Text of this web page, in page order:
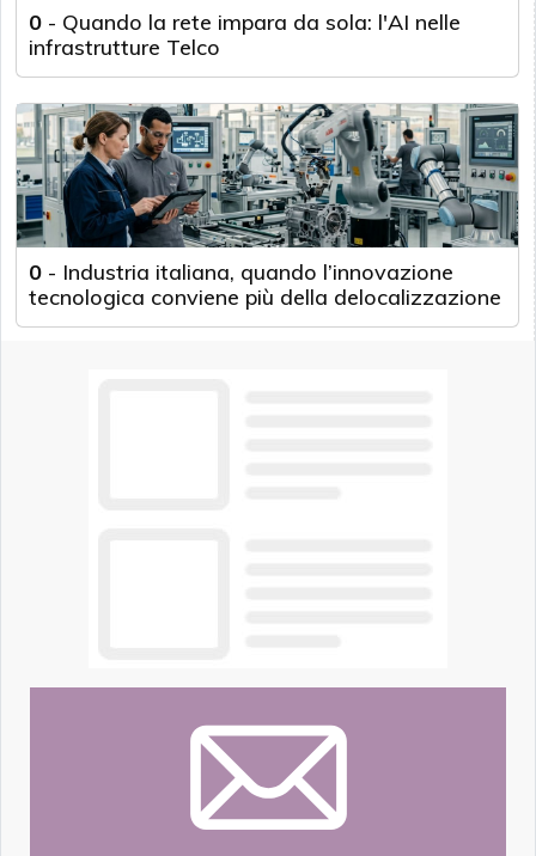
0 - Quando la rete impara da sola: l'AI nelle
infrastrutture Telco
0 - Industria italiana, quando l’innovazione
tecnologica conviene più della delocalizzazione